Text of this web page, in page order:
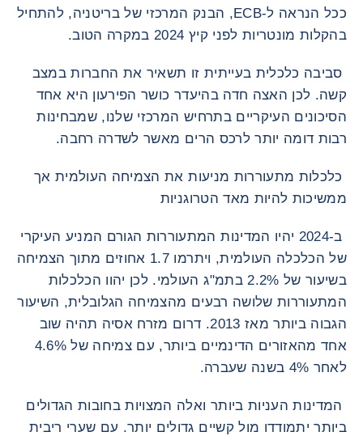
ככל הנראה ל-ECB, הבנק המרכזי של בריטניה, להתחיל
בהקלות מונטריות לפני קיץ 2024 במקרה הטוב.
סביבה כלכלית בעייתית זו תשאיר את החברות במצב
קשה. לכן האצה חדה בהיעדר כושר הפירעון היא אחד
הסיכונים העיקריים בתרחיש המרכזי שלנו, שמבחינות
רבות דומה יותר לרכס הרים מאשר לשדרה רחבה.
כלכלות מתעוררות מניעות את הצמיחה העולמית אך
ממשיכות להיות מאד הטרוגניות
ב-2024 יהיו המדינות המתעוררות הגורם המניע העיקרי
של הכלכלה העולמית, ויתרמו 1.7 אחוזים מתוך הצמיחה
בשיעור של 2.2% בתמ"ג העולמי. לכן יהוו הכלכלות
המתעוררות שלושה רבעים מהצמיחה הגלובלית, השיעור
הגבוה ביותר מאז 2013. דרום מזרח אסיה תהיה שוב
אחד מהאזורים הדינמיים ביותר, עם צמיחה של 4.6%
לאחר 4% בשנה שעברה.
המדינות העניות ביותר ואלה המצויות בחובות הגדולים
ביותר יתמודדו מול קשיים גדולים יותר. עם שערי ריבית